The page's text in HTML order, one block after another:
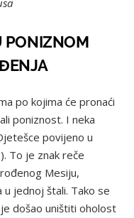
PONIZNOM
po kojima će pronaći
poniznost. I neka
povijeno u
To je znak reče
Mesiju,
u jednoj štali. Tako se
došao uništiti oholost